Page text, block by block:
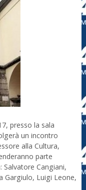
presso la sala
un incontro
alla Cultura,
parte
Cangiani,
Gargiulo, Luigi Leone,